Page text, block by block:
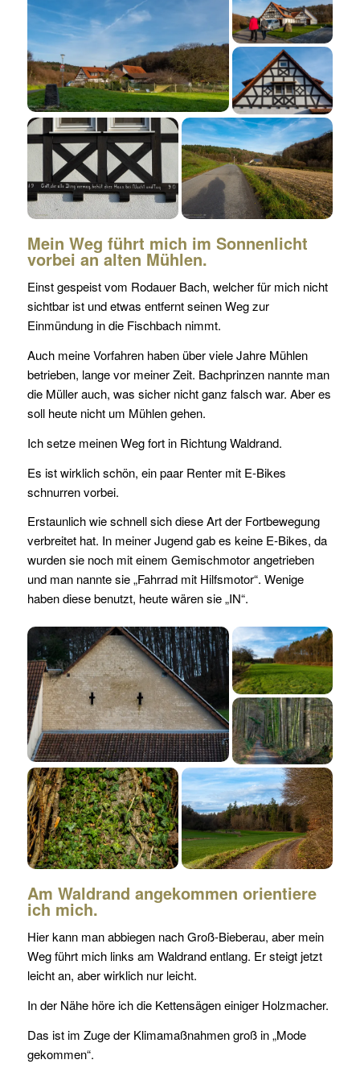
Mein Weg führt mich im Sonnenlicht
vorbei an alten Mühlen.
Einst gespeist vom Rodauer Bach, welcher für mich nicht
sichtbar ist und etwas entfernt seinen Weg zur
Einmündung in die Fischbach nimmt.
Auch meine Vorfahren haben über viele Jahre Mühlen
betrieben, lange vor meiner Zeit. Bachprinzen nannte man
die Müller auch, was sicher nicht ganz falsch war. Aber es
soll heute nicht um Mühlen gehen.
Ich setze meinen Weg fort in Richtung Waldrand.
Es ist wirklich schön, ein paar Renter mit E-Bikes
schnurren vorbei.
Erstaunlich wie schnell sich diese Art der Fortbewegung
verbreitet hat. In meiner Jugend gab es keine E-Bikes, da
wurden sie noch mit einem Gemischmotor angetrieben
und man nannte sie „Fahrrad mit Hilfsmotor“. Wenige
haben diese benutzt, heute wären sie „IN“.
Am Waldrand angekommen orientiere
ich mich.
Hier kann man abbiegen nach Groß-Bieberau, aber mein
Weg führt mich links am Waldrand entlang. Er steigt jetzt
leicht an, aber wirklich nur leicht.
In der Nähe höre ich die Kettensägen einiger Holzmacher.
Das ist im Zuge der Klimamaßnahmen groß in „Mode
gekommen“.